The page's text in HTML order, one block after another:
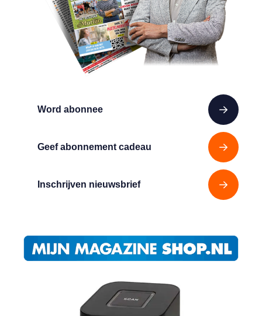
Word abonnee
Geef abonnement cadeau
Inschrijven nieuwsbrief